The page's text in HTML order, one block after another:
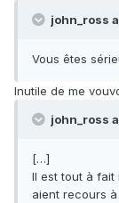
john_ross
Vous êtes
Inutile de me
john_ross
[…]
Il est tout à fait
aient recours